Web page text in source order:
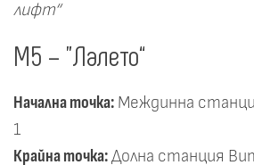
лифт“
М5 – "Лалето“
Начална точка: Междинна
1
Крайна точка: Долна станция